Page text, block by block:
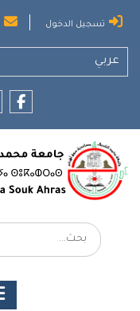
تسجيل الدخول
عربي
بحث: